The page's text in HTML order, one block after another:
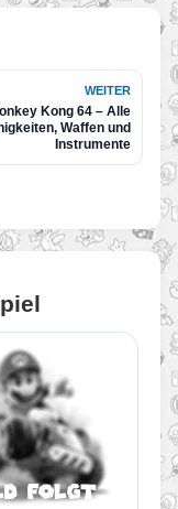
WEITER
Kong 64 – Alle
Waffen und
Instrumente